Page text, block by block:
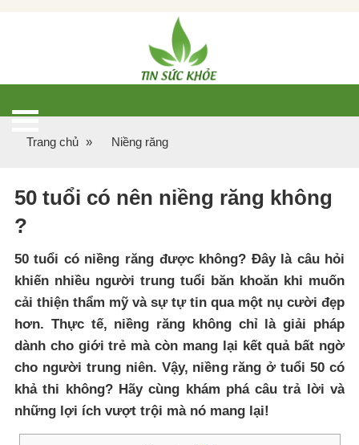
Trang chủ » Niềng răng
50 tuổi có nên niềng răng không​
?
50 tuổi có niềng răng được không? Đây là câu hỏi
khiến nhiều người trung tuổi băn khoăn khi muốn
cải thiện thẩm mỹ và sự tự tin qua một nụ cười đẹp
hơn. Thực tế, niềng răng không chỉ là giải pháp
dành cho giới trẻ mà còn mang lại kết quả bất ngờ
cho người trung niên. Vậy, niềng răng ở tuổi 50 có
khả thi không? Hãy cùng khám phá câu trả lời và
những lợi ích vượt trội mà nó mang lại!